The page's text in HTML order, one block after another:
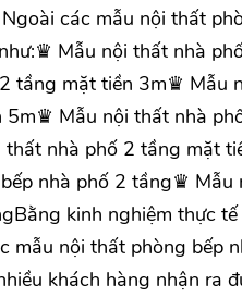
các mẫu nội thất
Mẫu nội thất nhà
tầng mặt tiền 3m♛ Mẫu
Mẫu nội thất nhà
nhà phố 2 tầng mặt
nhà phố 2 tầng♛ Mẫu
kinh nghiệm thực tế
mẫu nội thất phòng bếp
khách hàng nhận ra